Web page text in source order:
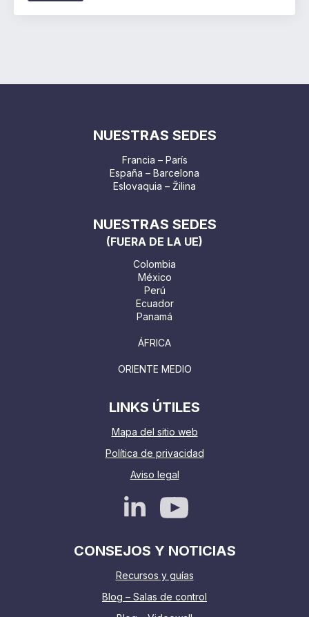
NUESTRAS SEDES
Francia – París
España – Barcelona
Eslovaquia – Žilina
NUESTRAS SEDES
(FUERA DE LA UE)
Colombia
México
Perú
Ecuador
Panamá
ÁFRICA
ORIENTE MEDIO
LINKS ÚTILES
Mapa del sitio web
Política de privacidad
Aviso legal
CONSEJOS Y NOTICIAS
Recursos y guías
Blog – Salas de control